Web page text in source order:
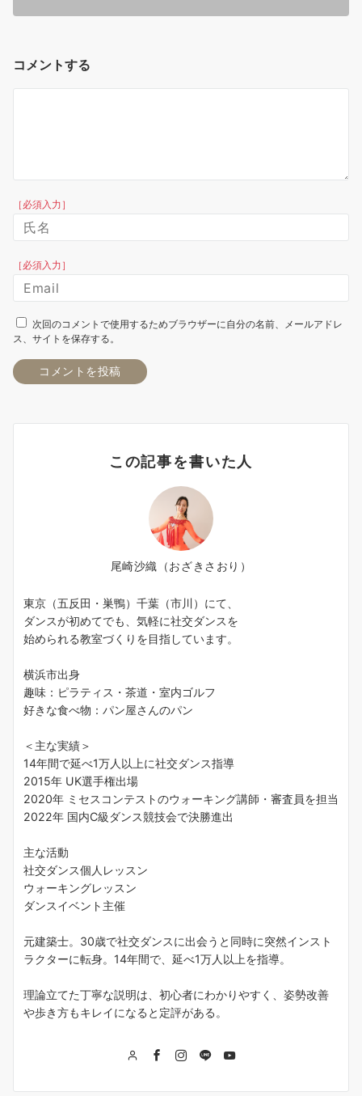
コメントする
［必須入力］
［必須入力］
次回のコメントで使用するためブラウザーに自分の名前、メールアドレ
ス、サイトを保存する。
この記事を書いた人
尾崎沙織（おざきさおり）
東京（五反田・巣鴨）千葉（市川）にて、
ダンスが初めてでも、気軽に社交ダンスを
始められる教室づくりを目指しています。
横浜市出身
趣味：ピラティス・茶道・室内ゴルフ
好きな食べ物：パン屋さんのパン
＜主な実績＞
14年間で延べ1万人以上に社交ダンス指導
2015年 UK選手権出場
2020年 ミセスコンテストのウォーキング講師・審査員を担当
2022年 国内C級ダンス競技会で決勝進出
主な活動
社交ダンス個人レッスン
ウォーキングレッスン
ダンスイベント主催
元建築士。30歳で社交ダンスに出会うと同時に突然インスト
ラクターに転身。14年間で、延べ1万人以上を指導。
理論立てた丁寧な説明は、初心者にわかりやすく、姿勢改善
や歩き方もキレイになると定評がある。